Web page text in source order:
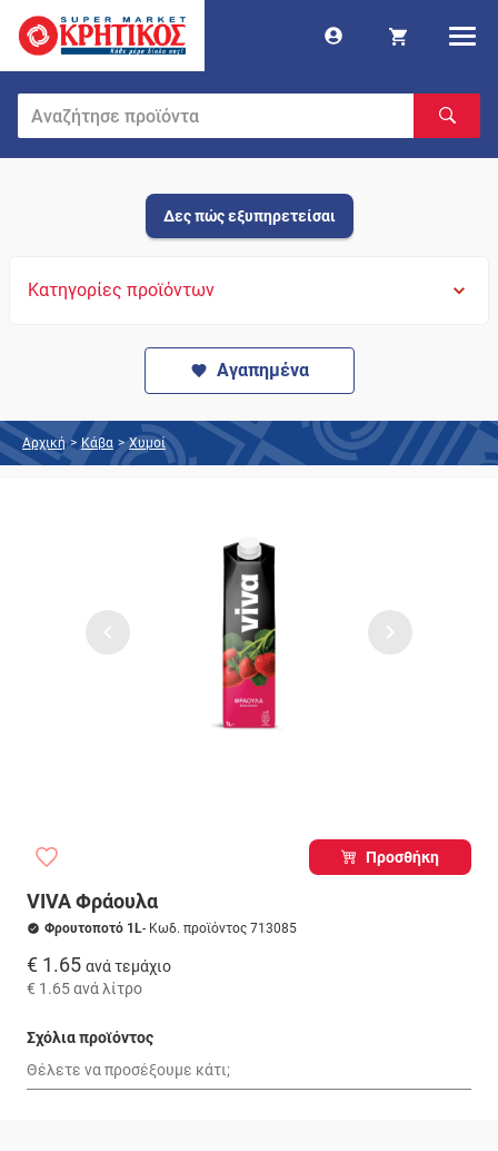
Δες πώς εξυπηρετείσαι
Κατηγορίες προϊόντων
Αγαπημένα
Αρχική > Κάβα > Χυμοί
Προσθήκη
VIVA Φράουλα
Φρουτοποτό 1L- Κωδ. προϊόντος 713085
€ 1.65 ανά τεμάχιο
€ 1.65ανά λίτρο
Σχόλια προϊόντος